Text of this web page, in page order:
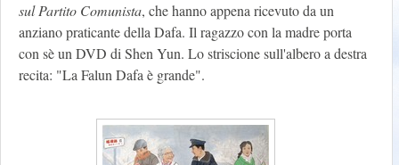
sul Partito Comunista, che hanno appena ricevuto da un
anziano praticante della Dafa. Il ragazzo con la madre porta
con sè un DVD di Shen Yun. Lo striscione sull'albero a destra
recita: "La Falun Dafa è grande".